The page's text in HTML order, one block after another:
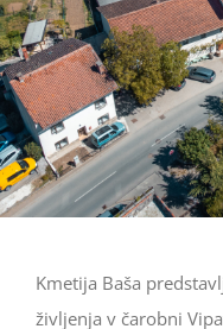
Kmetija Baša
življenja v čarobni